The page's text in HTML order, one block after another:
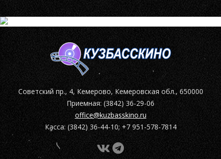
Советский пр., 4, Кемерово, Кемеровская обл., 650000
Приемная: (3842) 36-29-06
office@kuzbasskino.ru
Касса: (3842) 36-44-10; +7 951-578-7814